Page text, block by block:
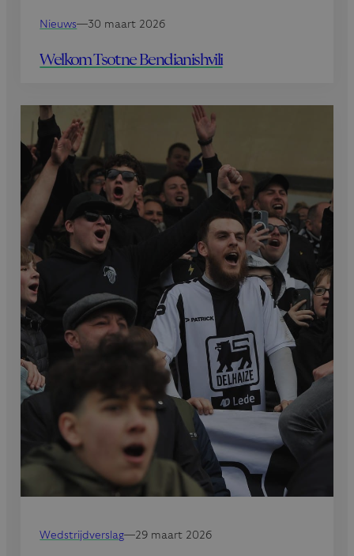
Nieuws—30 maart 2026
Welkom Tsotne Bendianishvili
Wedstrijdverslag—29 maart 2026